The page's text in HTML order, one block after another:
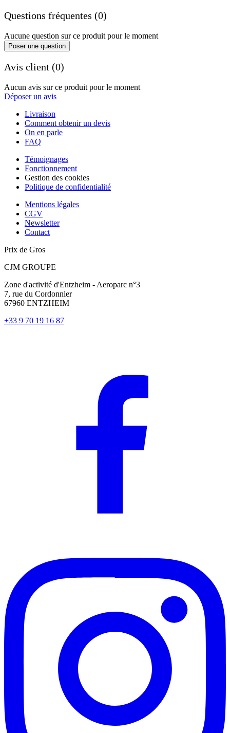
Questions fréquentes (0)
Aucune question sur ce produit pour le moment
Poser une question
Avis client (0)
Aucun avis sur ce produit pour le moment
Déposer un avis
Livraison
Comment obtenir un devis
On en parle
FAQ
Témoignages
Fonctionnement
Gestion des cookies
Politique de confidentialité
Mentions légales
CGV
Newsletter
Contact
Prix de Gros
CJM GROUPE
Zone d'activité d'Entzheim - Aeroparc n°3
7, rue du Cordonnier
67960 ENTZHEIM
+33 9 70 19 16 87